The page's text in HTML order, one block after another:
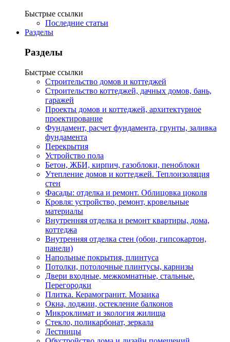
Быстрые ссылки
Последние статьи
Разделы
Разделы
Быстрые ссылки
Строительство домов и коттеджей
Строительство коттеджей, дачных домов, бань,
гаражей
Проекты домов и коттеджей, архитектурное
проектирование
Фундамент, расчет фундамента, грунты, заливка
фундамента
Перекрытия
Устройство пола
Бетон, ЖБИ, кирпич, газоблоки, пеноблоки
Утепление домов и коттеджей. Теплоизоляция
стен
Фасады: отделка и ремонт. Облицовка цоколя
Кровля: устройство, ремонт, кровельные
материалы
Внутренняя отделка и ремонт квартиры, дома,
коттеджа
Внутренняя отделка стен (обои, гипсокартон,
панели)
Напольные покрытия, плинтуса
Потолки, потолочные плинтусы, карнизы
Двери входные, межкомнатные, стальные.
Перегородки
Плитка. Керамогранит. Мозаика
Окна, лоджии, остекление балконов
Микроклимат и экология жилища
Стекло, поликарбонат, зеркала
Лестницы